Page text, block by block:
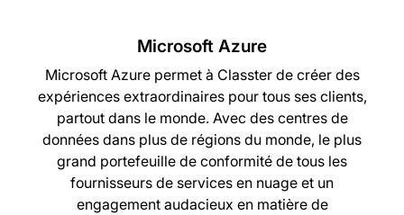
Microsoft Azure
Microsoft Azure permet à Classter de créer des
expériences extraordinaires pour tous ses clients,
partout dans le monde. Avec des centres de
données dans plus de régions du monde, le plus
grand portefeuille de conformité de tous les
fournisseurs de services en nuage et un
engagement audacieux en matière de